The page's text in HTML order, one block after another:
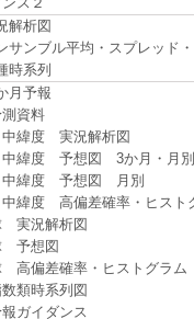
解析図
ンブル平均・スプレッド
時系列
月予報
資料
緯度 実況解析図
緯度 予想図 3か月・月別
中緯度 予想図 月別
緯度 高偏差確率・ヒスト
実況解析図
予想図
偏差確率・ヒストグラム
類時系列図
ガイダンス